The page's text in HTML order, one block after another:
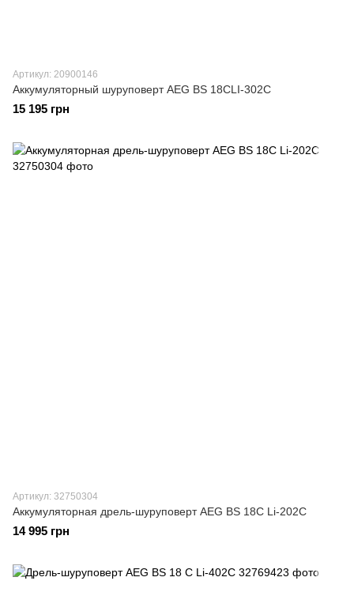
Артикул: 20900146
Аккумуляторный шуруповерт AEG BS 18CLI-302C
15 195 грн
Артикул: 32750304
Аккумуляторная дрель-шуруповерт AEG BS 18C Li-202C
14 995 грн